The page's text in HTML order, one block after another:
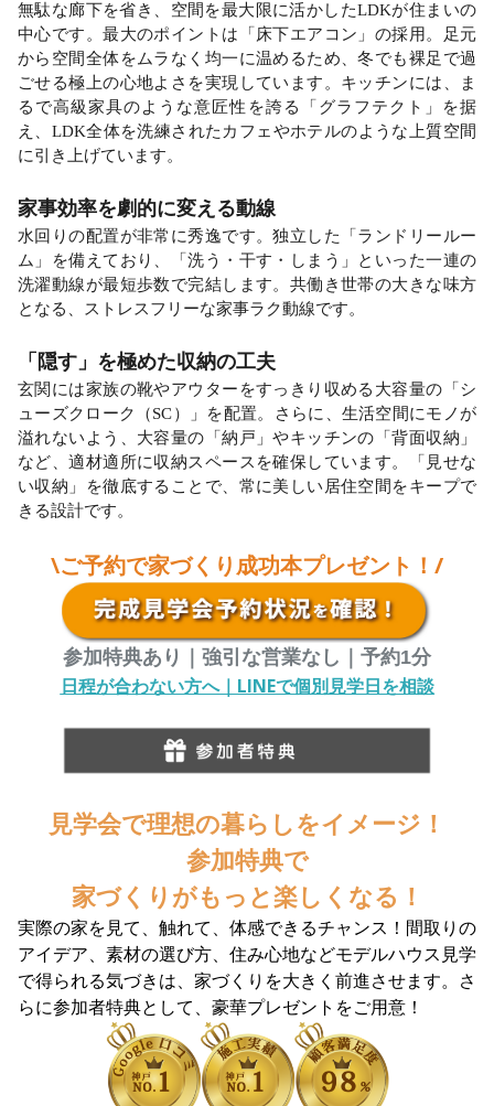
無駄な廊下を省き、空間を最大限に活かしたLDKが住まいの
中心です。最大のポイントは「床下エアコン」の採用。足元
から空間全体をムラなく均一に温めるため、冬でも裸足で過
ごせる極上の心地よさを実現しています。キッチンには、ま
るで高級家具のような意匠性を誇る「グラフテクト」を据
え、LDK全体を洗練されたカフェやホテルのような上質空間
に引き上げています。
家事効率を劇的に変える動線
水回りの配置が非常に秀逸です。独立した「ランドリールー
ム」を備えており、「洗う・干す・しまう」といった一連の
洗濯動線が最短歩数で完結します。共働き世帯の大きな味方
となる、ストレスフリーな家事ラク動線です。
「隠す」を極めた収納の工夫
玄関には家族の靴やアウターをすっきり収める大容量の「シ
ューズクローク（SC）」を配置。さらに、生活空間にモノが
溢れないよう、大容量の「納戸」やキッチンの「背面収納」
など、適材適所に収納スペースを確保しています。「見せな
い収納」を徹底することで、常に美しい居住空間をキープで
きる設計です。
\ご予約で家づくり成功本プレゼント！/
参加特典あり｜強引な営業なし｜予約1分
日程が合わない方へ｜LINEで個別見学日を相談
見学会で理想の暮らしをイメージ！
参加特典で
家づくりがもっと楽しくなる！
実際の家を見て、触れて、体感できるチャンス！間取りの
アイデア、素材の選び方、住み心地などモデルハウス見学
で得られる気づきは、家づくりを大きく前進させます。さ
らに参加者特典として、豪華プレゼントをご用意！